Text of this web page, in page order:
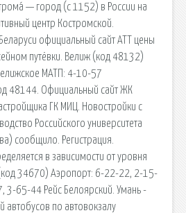
— город (с 1152) в России на
центр Костромской.
официальный сайт АТТ цены
путёвки. Велиж (код 48132)
МАТП: 4-10-57
48144. Официальный сайт ЖК
ГК МИЦ. Новостройки с
Российского университета
сообщило. Регистрация.
в зависимости от уровня
34670) Аэропорт: 6-22-22, 2-15-
3-65-44 Рейс Белоярский. Умань -
автобусов по автовокзалу